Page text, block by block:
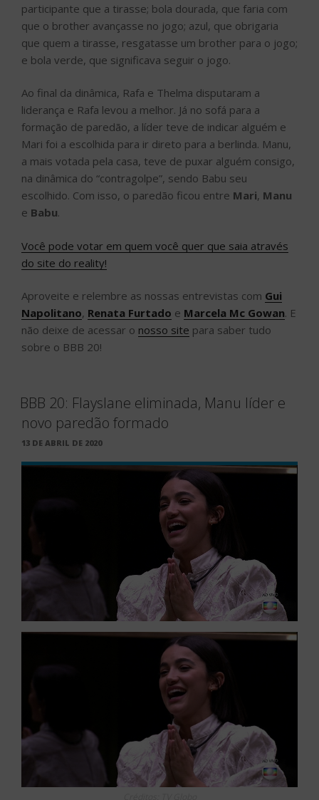
participante que a tirasse; bola dourada, que faria com
que o brother avançasse no jogo; azul, que obrigaria
que quem a tirasse, resgatasse um brother para o jogo;
e bola verde, que significava seguir o jogo.
Ao final da dinâmica, Rafa e Thelma disputaram a
liderança e Rafa levou a melhor. Já no sofá para a
formação de paredão, a líder teve de indicar alguém e
Mari foi a escolhida para ir direto para a berlinda. Manu,
a mais votada pela casa, teve de puxar alguém consigo,
na dinâmica do “contragolpe”, sendo Babu seu
escolhido. Com isso, o paredão ficou entre Mari, Manu
e Babu.
Você pode votar em quem você quer que saia através
do site do reality!
Aproveite e relembre as nossas entrevistas com Gui
Napolitano, Renata Furtado e Marcela Mc Gowan. E
não deixe de acessar o nosso site para saber tudo
sobre o BBB 20!
BBB 20: Flayslane eliminada, Manu líder e
novo paredão formado
PUBLICADO
13 DE ABRIL DE 2020